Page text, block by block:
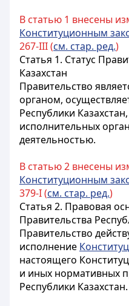
В статью 1 внесены
Конституционным
267-III (см. стар. ред.)
Статья 1. Статус
Казахстан
Правительство
органом,
Республики
исполнительных
деятельностью.
В статью 2 внесены
Конституционным
379-I (см. стар. ред.)
Статья 2. Правовая
Правительства
Правительство
исполнение
настоящего
и иных нормативных
Республики Казахстан.